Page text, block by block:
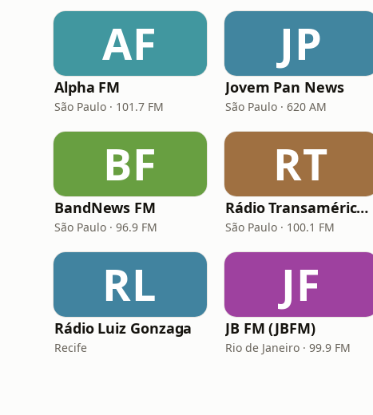
AF
Alpha FM
São Paulo · 101.7 FM
JP
Jovem Pan News
São Paulo · 620 AM
BF
BandNews FM
São Paulo · 96.9 FM
RT
Rádio Transamérica (TMC)
São Paulo · 100.1 FM
RL
Rádio Luiz Gonzaga
Recife
JF
JB FM (JBFM)
Rio de Janeiro · 99.9 FM